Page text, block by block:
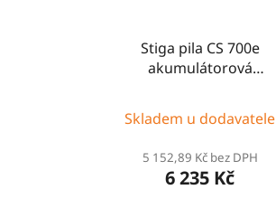
Stiga pila CS 700e
akumulátorová
Skladem u dodavatele
5 152,89 Kč bez DPH
6 235 Kč